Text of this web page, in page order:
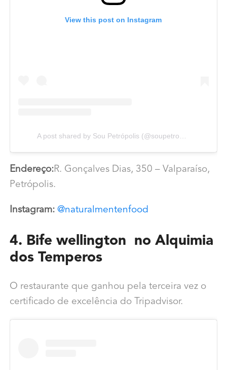
View this post on Instagram
Endereço:R. Gonçalves Dias, 350 – Valparaíso,
Petrópolis.
Instagram: @naturalmentenfood
4. Bife wellington no Alquimia
dos Temperos
O restaurante que ganhou pela terceira vez o
certificado de excelência do Tripadvisor.